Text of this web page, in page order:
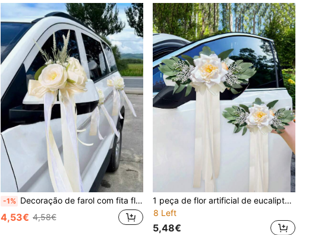
-1% Decoração de farol com fita floral para espelho retrovisor, decoração de flores artificiais, adereço para carro de casamento, guirlanda de rosas artificiais, conjunto de decoração para cadeiras do corredor de casamento, decoração floral para cadeiras e bancos de casamento.
4,53€ 4,58€
1 peça de flor artificial de eucalipto e lótus para decoração de carro de casamento, fita floral, adereços para fotos, para maçaneta de porta de carro, espelho, decoração de casamento, corredor, cadeira, costas, flores
8 Left
5,48€